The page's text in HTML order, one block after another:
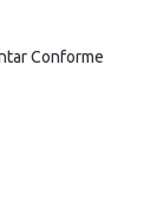
Conforme